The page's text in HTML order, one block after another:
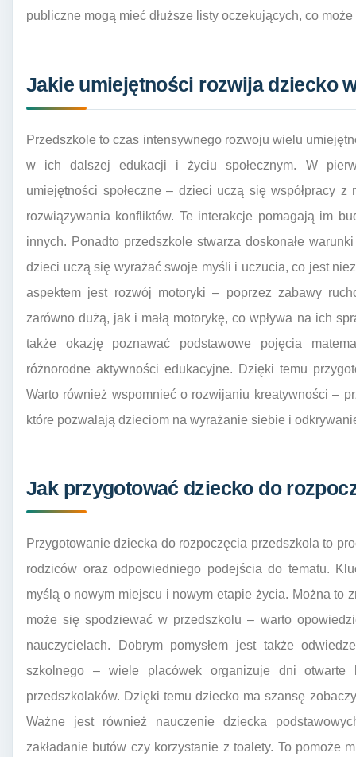
publiczne mogą mieć dłuższe listy oczekujących, co
Jakie umiejętności rozwija dziecko
Przedszkole to czas intensywnego rozwoju wielu
w ich dalszej edukacji i życiu społecznym. W
umiejętności społeczne – dzieci uczą się współpracy
rozwiązywania konfliktów. Te interakcje pomagają im
innych. Ponadto przedszkole stwarza doskonałe
dzieci uczą się wyrażać swoje myśli i uczucia, co jest
aspektem jest rozwój motoryki – poprzez zabawy
zarówno dużą, jak i małą motorykę, co wpływa na ich
także okazję poznawać podstawowe pojęcia
różnorodne aktywności edukacyjne. Dzięki temu
Warto również wspomnieć o rozwijaniu kreatywności –
które pozwalają dzieciom na wyrażanie siebie i
Jak przygotować dziecko do
Przygotowanie dziecka do rozpoczęcia przedszkola to
rodziców oraz odpowiedniego podejścia do tematu.
myślą o nowym miejscu i nowym etapie życia. Można to
może się spodziewać w przedszkolu – warto
nauczycielach. Dobrym pomysłem jest także
szkolnego – wiele placówek organizuje dni otwarte
przedszkolaków. Dzięki temu dziecko ma szansę
Ważne jest również nauczenie dziecka
zakładanie butów czy korzystanie z toalety. To pomoże